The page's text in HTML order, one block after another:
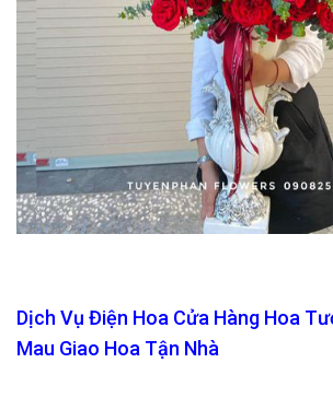
Dịch Vụ Điện Hoa Cửa Hàng Hoa
Mau Giao Hoa Tận Nhà